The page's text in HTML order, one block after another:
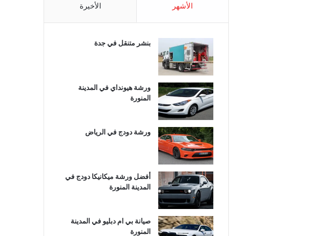
الأشهر الأخيرة
بنشر متنقل في جدة
ورشة هيونداي في المدينة
المنورة
ورشة دودج في الرياض
أفضل ورشة ميكانيكا دودج في
المدينة المنورة
صيانة بي ام دبليو في المدينة
المنورة